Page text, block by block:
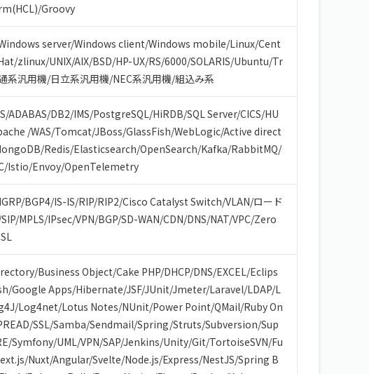
/Groovy
server/Windows client/Windows mobile/Linux/Cent
/zlinux/UNIX/AIX/BSD/HP-UX/RS/6000/SOLARIS/Ubuntu/Tr
系汎用機/日立系汎用機/NEC系汎用機/組込み系
/ADABAS/DB2/IMS/PostgreSQL/HiRDB/SQL Server/CICS/HU
/WAS/Tomcat/JBoss/GlassFish/WebLogic/Active direct
/Redis/Elasticsearch/OpenSearch/Kafka/RabbitMQ/
/Istio/Envoy/OpenTelemetry
/BGP4/IS-IS/RIP/RIP2/Cisco Catalyst Switch/VLAN/ロード
SIP/MPLS/IPsec/VPN/BGP/SD-WAN/CDN/DNS/NAT/VPC/Zero
/Business Object/Cake PHP/DHCP/DNS/EXCEL/Eclips
/Google Apps/Hibernate/JSF/JUnit/Jmeter/Laravel/LDAP/L
/Log4net/Lotus Notes/NUnit/Power Point/QMail/Ruby On
/SSL/Samba/Sendmail/Spring/Struts/Subversion/Sup
/Symfony/UML/VPN/SAP/Jenkins/Unity/Git/TortoiseSVN/Fu
/Nuxt/Angular/Svelte/Node.js/Express/NestJS/Spring B